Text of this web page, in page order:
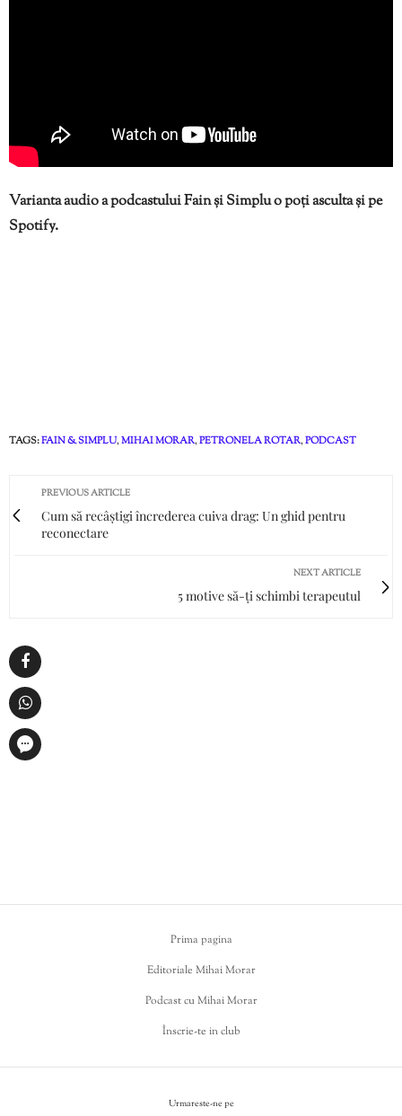
Varianta audio a podcastului Fain și Simplu o poți asculta și pe
Spotify.
TAGS:FAIN & SIMPLU,MIHAI MORAR,PETRONELA ROTAR,PODCAST
PREVIOUS ARTICLE
Cum să recâștigi încrederea cuiva drag: Un ghid pentru
reconectare
NEXT ARTICLE
5 motive să-ți schimbi terapeutul
Prima pagina
Editoriale Mihai Morar
Podcast cu Mihai Morar
Înscrie-te in club
Urmareste-ne pe